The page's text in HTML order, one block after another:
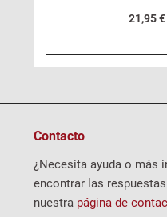
21,95
Contacto
¿Necesita ayuda o más
encontrar las
nuestra página de